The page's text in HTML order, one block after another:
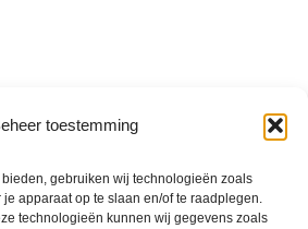
toestemming
gebruiken wij technologieën zoals
apparaat op te slaan en/of te raadplegen.
technologieën kunnen wij gegevens zoals